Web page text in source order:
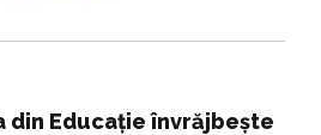
din Educație învrăjbește